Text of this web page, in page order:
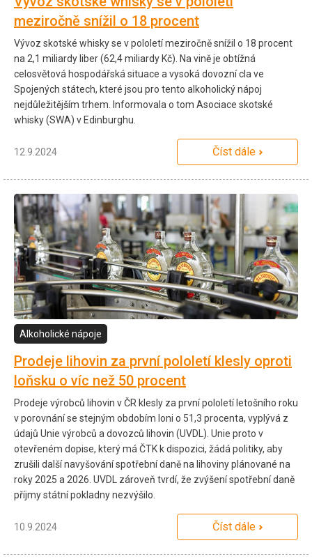
meziročně snížil o 18 procent
Vývoz skotské whisky se v pololetí meziročně snížil o 18 procent
na 2,1 miliardy liber (62,4 miliardy Kč). Na vině je obtížná
celosvětová hospodářská situace a vysoká dovozní cla ve
Spojených státech, které jsou pro tento alkoholický nápoj
nejdůležitějším trhem. Informovala o tom Asociace skotské
whisky (SWA) v Edinburghu.
12.9.2024 Číst dále
Alkoholické nápoje
Prodeje lihovin za první pololetí klesly oproti
loňsku o víc než 50 procent
Prodeje výrobců lihovin v ČR klesly za první pololetí letošního roku
v porovnání se stejným obdobím loni o 51,3 procenta, vyplývá z
údajů Unie výrobců a dovozců lihovin (UVDL). Unie proto v
otevřeném dopise, který má ČTK k dispozici, žádá politiky, aby
zrušili další navyšování spotřební daně na lihoviny plánované na
roky 2025 a 2026. UVDL zároveň tvrdí, že zvýšení spotřební daně
příjmy státní pokladny nezvýšilo.
10.9.2024 Číst dále